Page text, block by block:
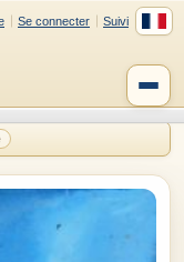
Se connecter Suivi